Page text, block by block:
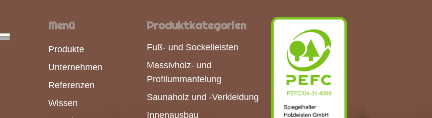
Menü
Produkte
Unternehmen
Referenzen
Wissen
Produktkategorien
Fuß- und Sockelleisten
Massivholz- und
Profilummantelung
Saunaholz und -Verkleidung
Innenausbau